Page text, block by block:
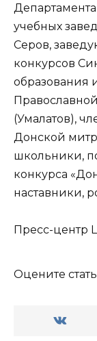
учебных
Серов,
конкурсов
образования
(Умалатов),
Донской
школьники,
конкурса
наставники,
Пресс-центр
Оцените